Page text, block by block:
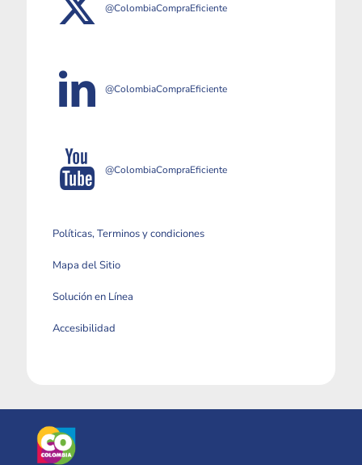
@ColombiaCompraEficiente
@ColombiaCompraEficiente
@ColombiaCompraEficiente
Políticas, Terminos y condiciones
Mapa del Sitio
Solución en Línea
Accesibilidad